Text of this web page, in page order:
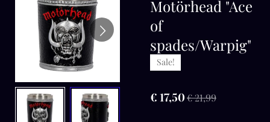
Motörhead "Ace
of
spades/Warpig"
Sale!
€ 17,50€ 21,99